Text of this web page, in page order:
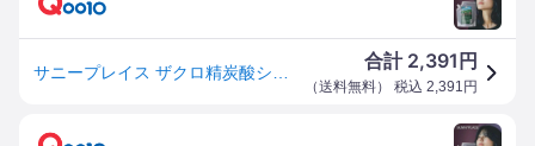
合計 2,391 円
（送料無料） 税込 2,391 円